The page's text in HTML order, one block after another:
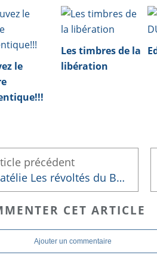
le
Les timbres de la
libération
Philatélie Les révoltés du BOUNTY Jules VERNE
CET ARTICLE
Ajouter un commentaire